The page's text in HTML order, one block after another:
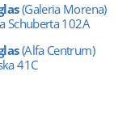
(Galeria Morena)
Schuberta 102A
(Alfa Centrum)
41C